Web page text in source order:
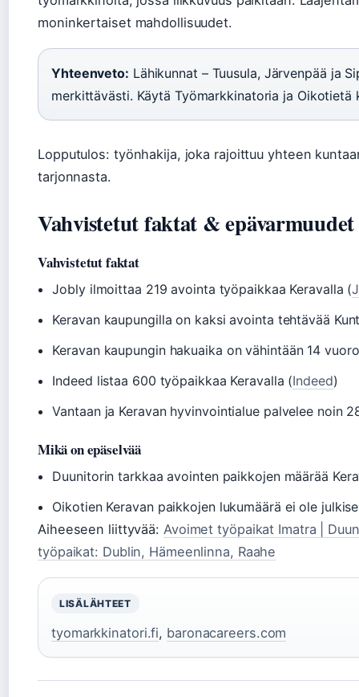
moninkertaiset mahdollisuudet.
Yhteenveto: Lähikunnat – Tuusula, Järvenpää ja
merkittävästi. Käytä Työmarkkinatoria ja Oikotietä
Lopputulos: työnhakija, joka rajoittuu yhteen
tarjonnasta.
Vahvistetut faktat & epävarmuudet
Vahvistetut faktat
Jobly ilmoittaa 219 avointa työpaikkaa Keravalla (
Keravan kaupungilla on kaksi avointa tehtävää
Keravan kaupungin hakuaika on vähintään 14
Indeed listaa 600 työpaikkaa Keravalla (Indeed)
Vantaan ja Keravan hyvinvointialue palvelee noin
Mikä on epäselvää
Duunitorin tarkkaa avointen paikkojen määrää
Oikotien Keravan paikkojen lukumäärä ei ole
Aiheeseen liittyvää: Avoimet työpaikat Imatra |
työpaikat: Dublin, Hämeenlinna, Raahe
LISÄLÄHTEET
tyomarkkinatori.fi, baronacareers.com